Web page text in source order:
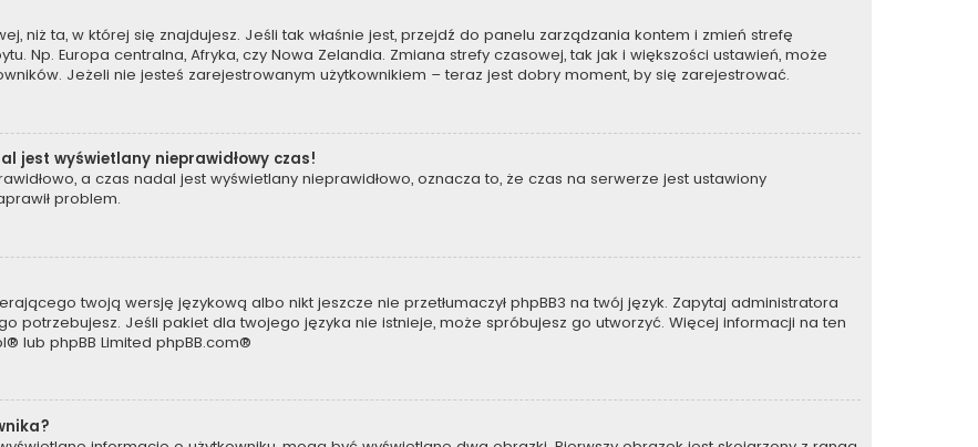
niż ta, w której się znajdujesz. Jeśli tak właśnie jest, przejdź do panelu zarządzania kontem i zmień strefę
Np. Europa centralna, Afryka, czy Nowa Zelandia. Zmiana strefy czasowej, tak jak i większości ustawień, może
Jeżeli nie jesteś zarejestrowanym użytkownikiem – teraz jest dobry moment, by się zarejestrować.
jest wyświetlany nieprawidłowy czas!
a czas nadal jest wyświetlany nieprawidłowo, oznacza to, że czas na serwerze jest ustawiony
problem.
twoją wersję językową albo nikt jeszcze nie przetłumaczył phpBB3 na twój język. Zapytaj administratora
potrzebujesz. Jeśli pakiet dla twojego języka nie istnieje, może spróbujesz go utworzyć. Więcej informacji na ten
® lub phpBB Limited phpBB.com®